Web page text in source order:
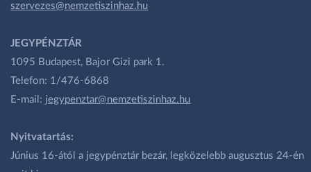
szervezes@nemzetiszinhaz.hu
JEGYPÉNZTÁR
1095 Budapest, Bajor Gizi park 1.
Telefon: 1/476-6868
E-mail: jegypenztar@nemzetiszinhaz.hu
Nyitvatartás:
Június 16-ától a jegypénztár bezár, legközelebb augusztus 24-én